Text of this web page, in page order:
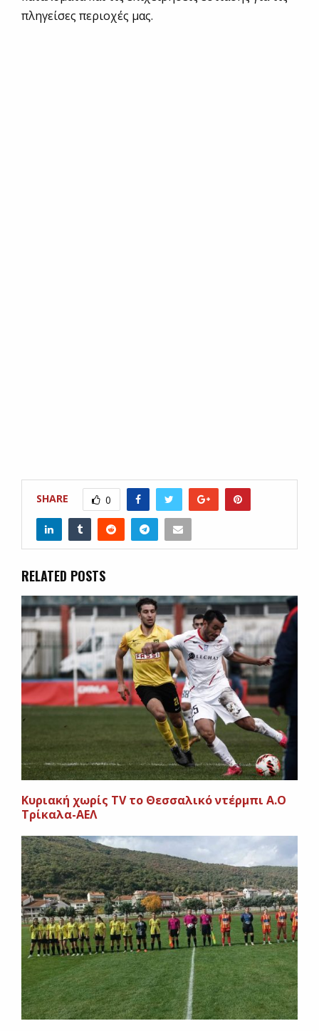
πληγείσες περιοχές μας.
SHARE 0
RELATED POSTS
Κυριακή χωρίς TV το Θεσσαλικό ντέρμπι Α.Ο
Τρίκαλα-ΑΕΛ